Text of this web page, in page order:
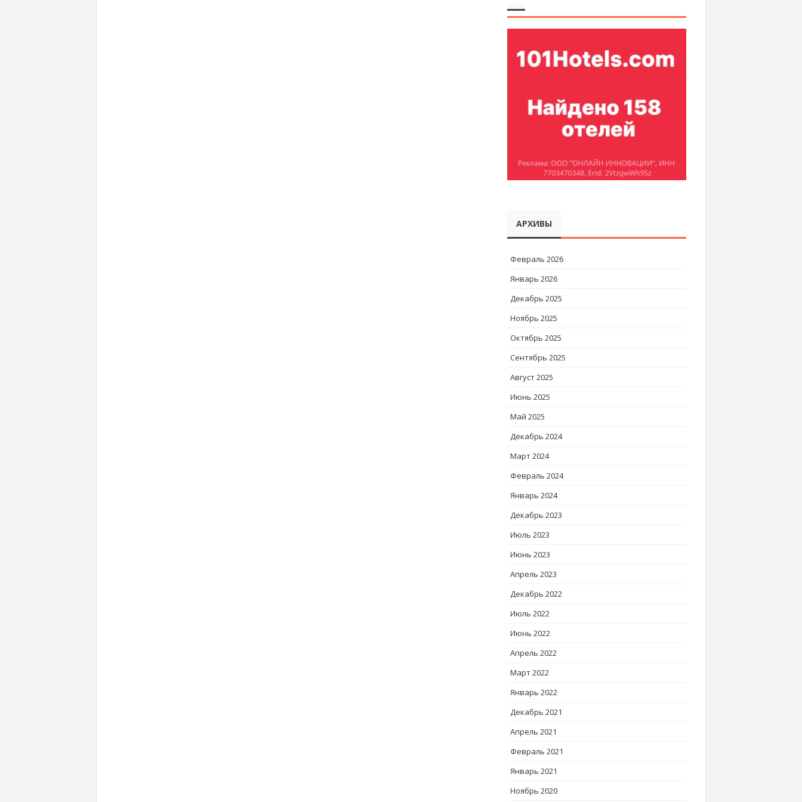
АРХИВЫ
Февраль 2026
Январь 2026
Декабрь 2025
Ноябрь 2025
Октябрь 2025
Сентябрь 2025
Август 2025
Июнь 2025
Май 2025
Декабрь 2024
Март 2024
Февраль 2024
Январь 2024
Декабрь 2023
Июль 2023
Июнь 2023
Апрель 2023
Декабрь 2022
Июль 2022
Июнь 2022
Апрель 2022
Март 2022
Январь 2022
Декабрь 2021
Апрель 2021
Февраль 2021
Январь 2021
Ноябрь 2020